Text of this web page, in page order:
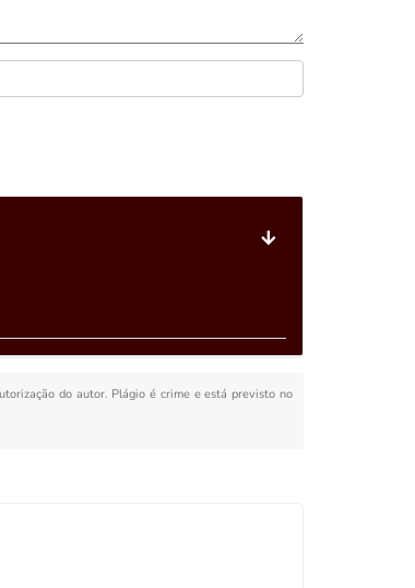
do autor. Plágio é crime e está previsto no